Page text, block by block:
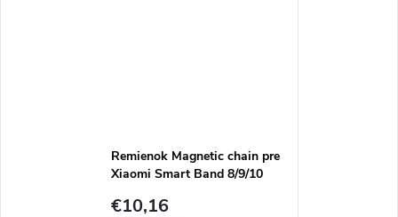
Remienok Magnetic chain pre
Xiaomi Smart Band 8/9/10
€10,16